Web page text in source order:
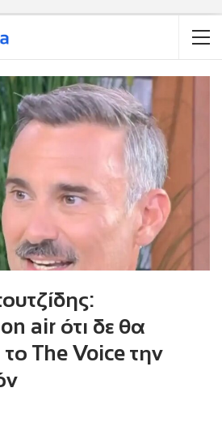
air ότι δε θα
The Voice την